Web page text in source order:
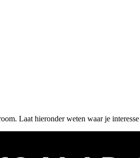
Laat hieronder weten waar je